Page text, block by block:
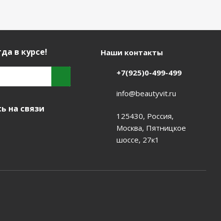
в курсе!
на связи
Наши контакты
+7(925)0-499-499
info@beautyvit.ru
125430, Россия,
Москва, Пятницкое
шоссе, 27к1